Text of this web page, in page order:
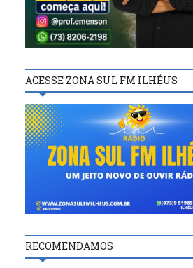
ACESSE ZONA SUL FM ILHÉUS
RECOMENDAMOS